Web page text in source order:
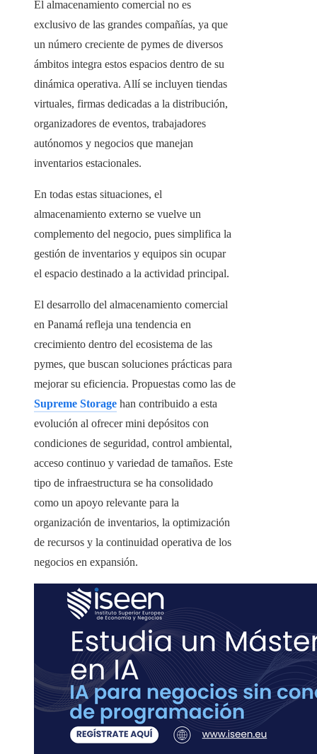
El almacenamiento comercial no es
exclusivo de las grandes compañías, ya que
un número creciente de pymes de diversos
ámbitos integra estos espacios dentro de su
dinámica operativa. Allí se incluyen tiendas
virtuales, firmas dedicadas a la distribución,
organizadores de eventos, trabajadores
autónomos y negocios que manejan
inventarios estacionales.
En todas estas situaciones, el
almacenamiento externo se vuelve un
complemento del negocio, pues simplifica la
gestión de inventarios y equipos sin ocupar
el espacio destinado a la actividad principal.
El desarrollo del almacenamiento comercial
en Panamá refleja una tendencia en
crecimiento dentro del ecosistema de las
pymes, que buscan soluciones prácticas para
mejorar su eficiencia. Propuestas como las de
Supreme Storage han contribuido a esta
evolución al ofrecer mini depósitos con
condiciones de seguridad, control ambiental,
acceso continuo y variedad de tamaños. Este
tipo de infraestructura se ha consolidado
como un apoyo relevante para la
organización de inventarios, la optimización
de recursos y la continuidad operativa de los
negocios en expansión.